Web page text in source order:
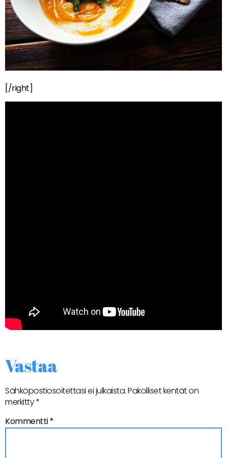
[/right]
Vastaa
Sähköpostiosoitettasi ei julkaista.Pakolliset kentät on
merkitty*
Kommentti*